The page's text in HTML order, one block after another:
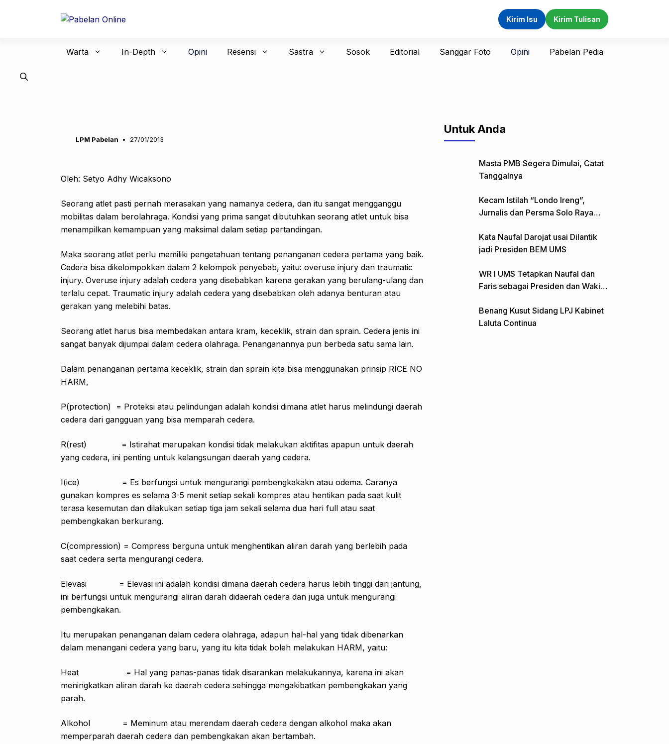
Kirim Isu Kirim Tulisan
Warta In-Depth Opini Resensi Sastra Sosok Editorial Sanggar Foto Opini Pabelan Pedia
LPM Pabelan 27/01/2013
Oleh: Setyo Adhy Wicaksono
Seorang atlet pasti pernah merasakan yang namanya cedera, dan itu sangat mengganggu
mobilitas dalam berolahraga. Kondisi yang prima sangat dibutuhkan seorang atlet untuk bisa
menampilkan kemampuan yang maksimal dalam setiap pertandingan.
Maka seorang atlet perlu memiliki pengetahuan tentang penanganan cedera pertama yang baik.
Cedera bisa dikelompokkan dalam 2 kelompok penyebab, yaitu: overuse injury dan traumatic
injury. Overuse injury adalah cedera yang disebabkan karena gerakan yang berulang-ulang dan
terlalu cepat. Traumatic injury adalah cedera yang disebabkan oleh adanya benturan atau
gerakan yang melebihi batas.
Seorang atlet harus bisa membedakan antara kram, keceklik, strain dan sprain. Cedera jenis ini
sangat banyak dijumpai dalam cedera olahraga. Penanganannya pun berbeda satu sama lain.
Dalam penanganan pertama keceklik, strain dan sprain kita bisa menggunakan prinsip RICE NO
HARM,
P(protection) = Proteksi atau pelindungan adalah kondisi dimana atlet harus melindungi daerah
cedera dari gangguan yang bisa memparah cedera.
R(rest) = Istirahat merupakan kondisi tidak melakukan aktifitas apapun untuk daerah
yang cedera, ini penting untuk kelangsungan daerah yang cedera.
I(ice) = Es berfungsi untuk mengurangi pembengkakakn atau odema. Caranya
gunakan kompres es selama 3-5 menit setiap sekali kompres atau hentikan pada saat kulit
terasa kesemutan dan dilakukan setiap tiga jam sekali selama dua hari full atau saat
pembengkakan berkurang.
C(compression) = Compress berguna untuk menghentikan aliran darah yang berlebih pada
saat cedera serta mengurangi cedera.
Elevasi = Elevasi ini adalah kondisi dimana daerah cedera harus lebih tinggi dari jantung,
ini berfungsi untuk mengurangi aliran darah didaerah cedera dan juga untuk mengurangi
pembengkakan.
Itu merupakan penanganan dalam cedera olahraga, adapun hal-hal yang tidak dibenarkan
dalam menangani cedera yang baru, yang itu kita tidak boleh melakukan HARM, yaitu:
Heat = Hal yang panas-panas tidak disarankan melakukannya, karena ini akan
meningkatkan aliran darah ke daerah cedera sehingga mengakibatkan pembengkakan yang
parah.
Alkohol = Meminum atau merendam daerah cedera dengan alkohol maka akan
memperparah daerah cedera dan pembengkakan akan bertambah.
Untuk Anda
Masta PMB Segera Dimulai, Catat
Tanggalnya
Kecam Istilah “Londo Ireng”,
Jurnalis dan Persma Solo Raya
Kata Naufal Darojat usai Dilantik
jadi Presiden BEM UMS
WR I UMS Tetapkan Naufal dan
Faris sebagai Presiden dan Wakil
Benang Kusut Sidang LPJ Kabinet
Laluta Continua